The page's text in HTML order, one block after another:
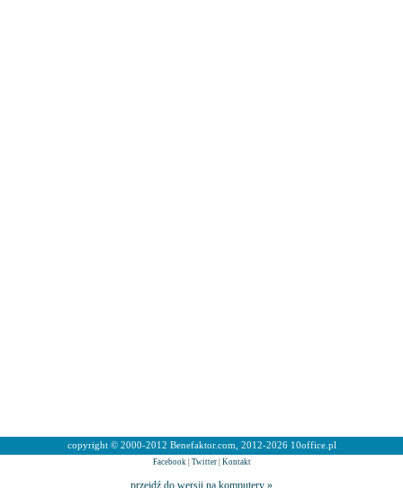
copyright © 2000-2012 Benefaktor.com, 2012-2026 10office.pl
Facebook| Twitter| Kontakt
przejdź do wersji na komputery »